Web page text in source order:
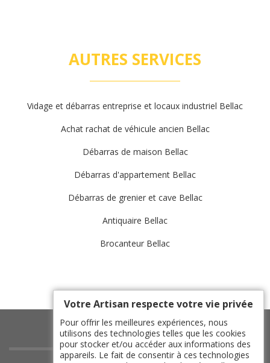
AUTRES SERVICES
Vidage et débarras entreprise et locaux industriel Bellac
Achat rachat de véhicule ancien Bellac
Débarras de maison Bellac
Débarras d'appartement Bellac
Débarras de grenier et cave Bellac
Antiquaire Bellac
Brocanteur Bellac
Votre Artisan respecte votre vie privée
Pour offrir les meilleures expériences, nous
utilisons des technologies telles que les cookies
pour stocker et/ou accéder aux informations des
appareils. Le fait de consentir à ces technologies